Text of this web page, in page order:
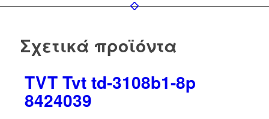
Σχετικά προϊόντα
TVT Tvt td-3108b1-8p
8424039